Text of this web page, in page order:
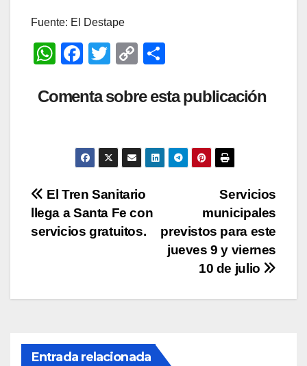
Fuente: El Destape
W
at
p
F
c
b
o
o
k
T
tt
C
p
Li
n
m
ar
tir
Comenta sobre esta publicación
Navegación
de
Servicios
municipales
previstos para este
jueves 9 y viernes
10 de julio
El Tren Sanitario
llega a Santa Fe con
servicios gratuitos.
Entrada relacionada